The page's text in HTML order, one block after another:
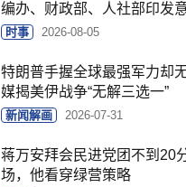
编办、财政部、人社部印发
时事 2026-08-05
特朗普手握全球最强军力却
媒揭美伊战争“无解三选一”
新闻解画 2026-07-31
蒋万安拜会民进党团不到20
场，他看穿绿营策略